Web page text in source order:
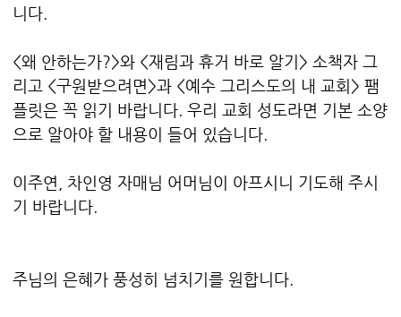
니다.
<왜 안하는가?>와 <재림과 휴거 바로 알기> 소책자 그
리고 <구원받으려면>과 <예수 그리스도의 내 교회> 팸
플릿은 꼭 읽기 바랍니다. 우리 교회 성도라면 기본 소양
으로 알아야 할 내용이 들어 있습니다.
이주연, 차인영 자매님 어머님이 아프시니 기도해 주시
기 바랍니다.
주님의 은혜가 풍성히 넘치기를 원합니다.